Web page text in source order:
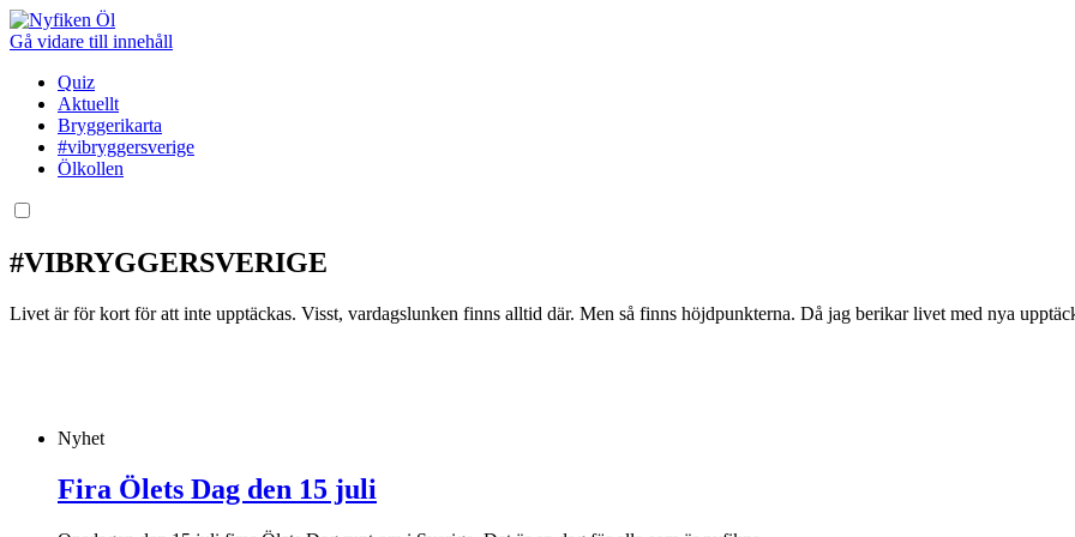
Gå vidare till innehåll
Quiz
Aktuellt
Bryggerikarta
#vibryggersverige
Ölkollen
#VIBRYGGERSVERIGE
Livet är för kort för att inte upptäckas. Visst, vardagslunken finns alltid där. Men så finns höjdpunkterna. Då jag berikar livet med nya
Nyhet
Fira Ölets Dag den 15 juli